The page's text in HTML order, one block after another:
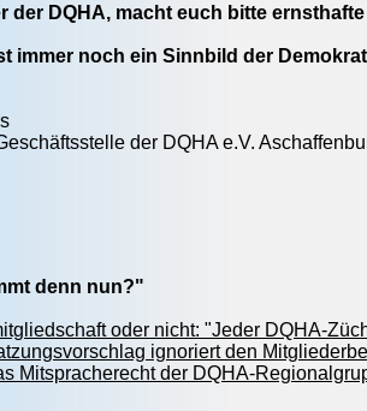
der DQHA, macht euch bitte
immer noch ein Sinnbild der
der DQHA e.V.
denn nun?"
oder nicht: "Jeder DQHA-
ignoriert den
Mitspracherecht der DQHA-